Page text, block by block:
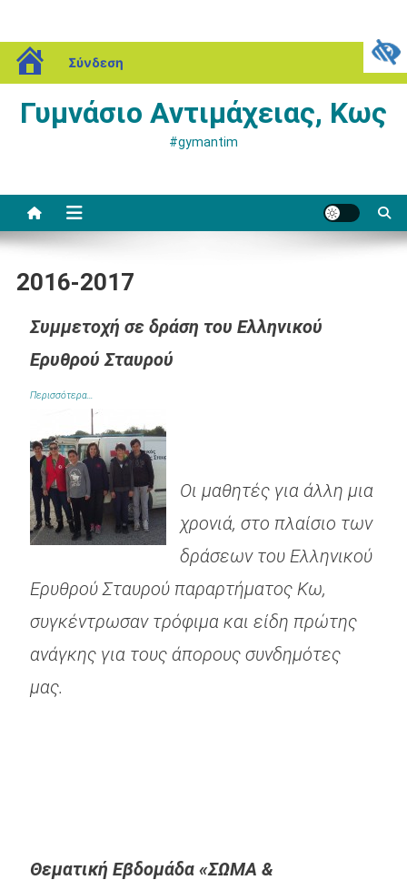
blogs.sch.gr
Σύνδεση
Μεταπηδήστε
στο
Γυμνάσιο Αντιμάχειας, Κως
#gymantim
2016-2017
Συμμετοχή σε δράση του Ελληνικού
Ερυθρού Σταυρού
Περισσότερα…
Οι μαθητές για άλλη μια
χρονιά, στο πλαίσιο των
δράσεων του Ελληνικού
Ερυθρού Σταυρού παραρτήματος Κω,
συγκέντρωσαν τρόφιμα και είδη πρώτης
ανάγκης για τους άπορους συνδημότες
μας.
Θεματική Εβδομάδα «ΣΩΜΑ &